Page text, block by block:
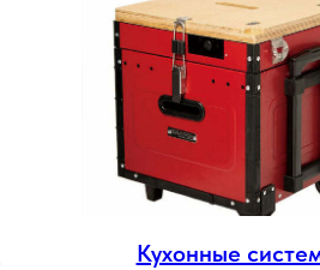
Кухонные